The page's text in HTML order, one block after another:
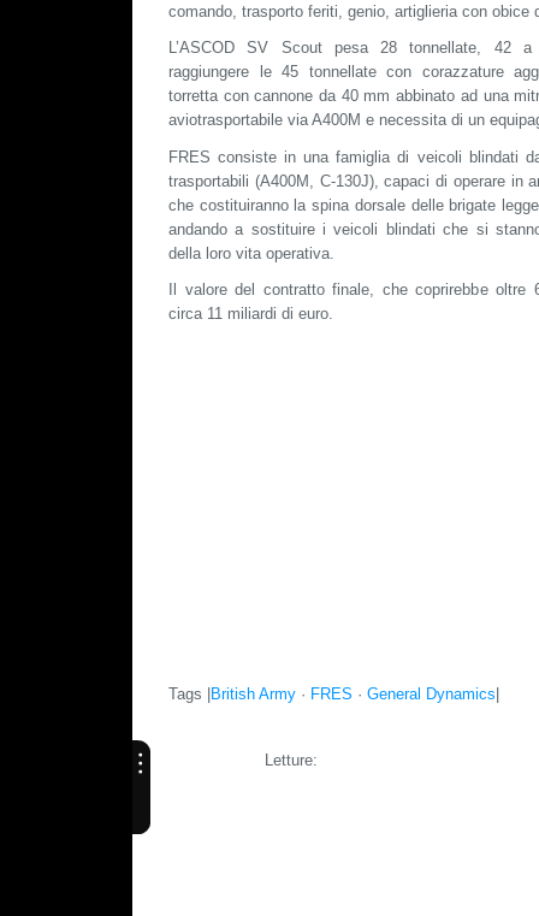
comando, trasporto feriti, genio, artiglieria con obice
L’ASCOD SV Scout pesa 28 tonnellate, 42
raggiungere le 45 tonnellate con corazzature
torretta con cannone da 40 mm abbinato ad una
aviotrasportabile via A400M e necessita di un
FRES consiste in una famiglia di veicoli blindati
trasportabili (A400M, C-130J), capaci di operare in
che costituiranno la spina dorsale delle brigate
andando a sostituire i veicoli blindati che si
della loro vita operativa.
Il valore del contratto finale, che coprirebbe
circa 11 miliardi di euro.
Tags | British Army · FRES · General Dynamics
Letture: